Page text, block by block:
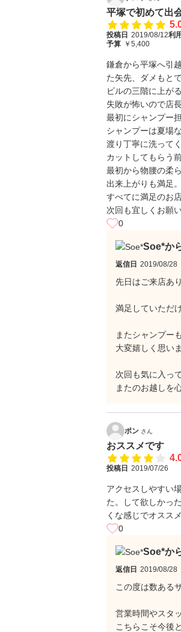
平塚で初めて出
投稿日 2019/08/12利
予算 ￥5,400
鎌倉から平塚へ引
た矢先、ダメもと
ビルの三階に上が
失敗が怖いので店
最初にシャンプー
シャンプーは夏場
渡り丁寧に洗って
カットしてもらう
最初から物腰の柔
出来上がりも満足。
すべてに満足のお店
次回も宜しくお願
0
Soe*か
返信日 2019/08/28
先日はご来店あ
満足していただ
またシャンプー
大変嬉しく思いま
次回も気に入っ
またのお越しを
ポン さん
おススメです
投稿日 2019/07/26
アクセスしやすい
た。して欲しかっ
くな感じでオススメ
0
Soe*か
返信日 2019/08/28
この度は数ある
営業時間やスタ
こちらこそ今後